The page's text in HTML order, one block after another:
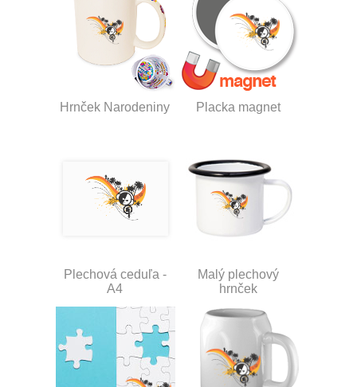
Hrnček Narodeniny Placka magnet
Plechová ceduľa -
A4
Malý plechový
hrnček